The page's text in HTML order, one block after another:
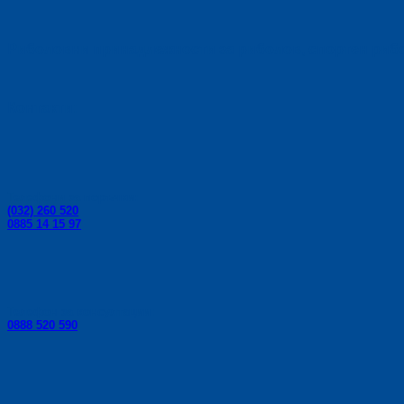
(032) 260 520
0885 14 15 97
0888 520 590